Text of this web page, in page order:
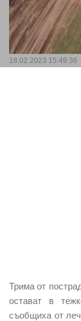
18.02.2023 15:49:36
Трима от
остават в
съобщиха от